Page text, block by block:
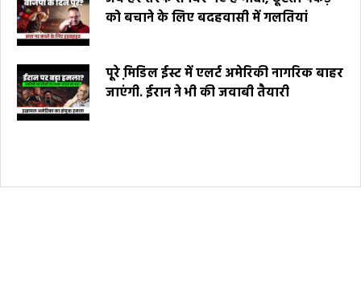
को बचाने के लिए बदहवासी में गलतियां
पूरे मि़डिल ईस्ट में एलर्ट अमेरिकी नागरिक बाहर
जाएंगी. ईरान ने भी की जवाबी तैयारी